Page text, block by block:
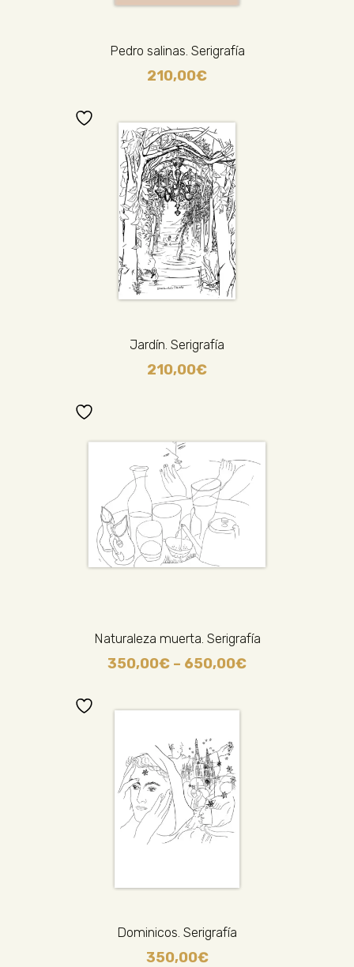
Pedro salinas. Serigrafía
210,00€
Jardín. Serigrafía
210,00€
Naturaleza muerta. Serigrafía
350,00€ – 650,00€
Dominicos. Serigrafía
350,00€